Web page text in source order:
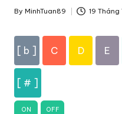
Posted
By MinhTuan89 19
[ b ] C D E
[ # ]
ON OFF